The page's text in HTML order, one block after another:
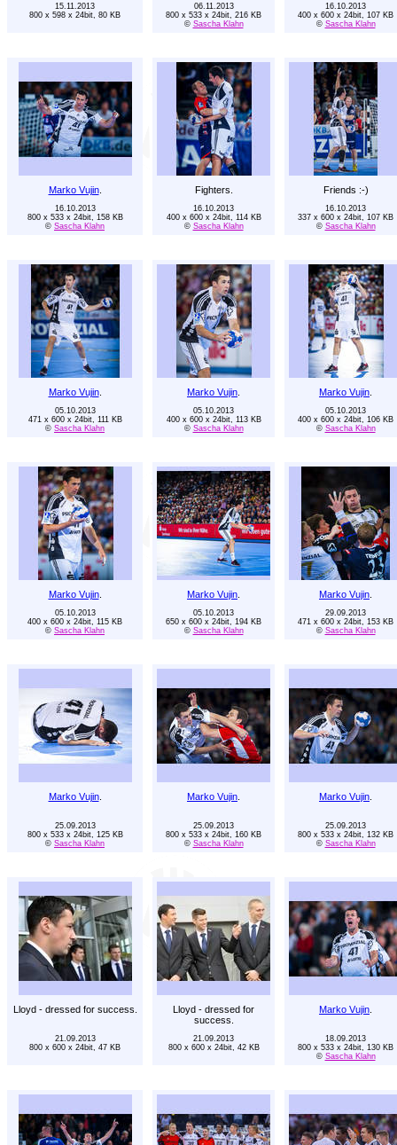
15.11.2013
800 x 598 x 24bit, 80 KB
06.11.2013
800 x 533 x 24bit, 216 KB
© Sascha Klahn
16.10.2013
400 x 600 x 24bit, 107 KB
© Sascha Klahn
Marko Vujin. Fighters. Friends :-)
16.10.2013
800 x 533 x 24bit, 158 KB
© Sascha Klahn
16.10.2013
400 x 600 x 24bit, 114 KB
© Sascha Klahn
16.10.2013
337 x 600 x 24bit, 107 KB
© Sascha Klahn
Marko Vujin. Marko Vujin Marko Vujin
05.10.2013
471 x 600 x 24bit, 111 KB
© Sascha Klahn
05.10.2013
400 x 600 x 24bit, 113 KB
© Sascha Klahn
05.10.2013
400 x 600 x 24bit, 106 KB
© Sascha Klahn
Marko Vujin. Marko Vujin Marko Vujin
05.10.2013
400 x 600 x 24bit, 115 KB
© Sascha Klahn
05.10.2013
650 x 600 x 24bit, 194 KB
© Sascha Klahn
29.09.2013
471 x 600 x 24bit, 153 KB
© Sascha Klahn
Marko Vujin. Marko Vujin Marko Vujin
25.09.2013
800 x 533 x 24bit, 125 KB
© Sascha Klahn
25.09.2013
800 x 533 x 24bit, 160 KB
© Sascha Klahn
25.09.2013
800 x 533 x 24bit, 132 KB
© Sascha Klahn
Lloyd - dressed for success.
Lloyd - dressed for
success.
Marko Vujin
21.09.2013
800 x 600 x 24bit, 47 KB
21.09.2013
800 x 600 x 24bit, 42 KB
18.09.2013
800 x 533 x 24bit, 130 KB
© Sascha Klahn